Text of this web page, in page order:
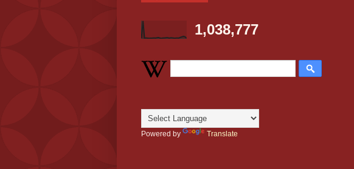
1,038,777
Powered by Translate